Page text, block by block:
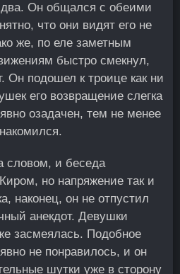
Он общался с обеими
что они видят его не
же, по еле заметным
быстро смекнул,
Он подошел к троице как ни
его возвращение слегка
озадачен, тем не менее
словом, и беседа
но напряжение так и
наконец, он не отпустил
анекдот. Девушки
засмеялась. Подобное
не понравилось, и он
шутки уже в сторону